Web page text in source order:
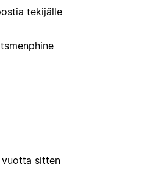
tekijälle
sitten